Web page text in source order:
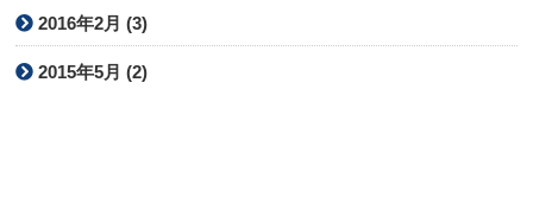
2016年2月 (3)
2015年5月 (2)